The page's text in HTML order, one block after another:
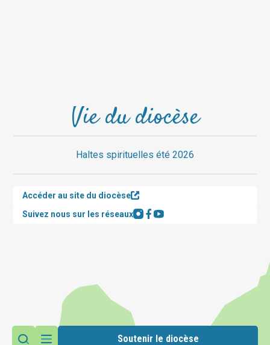
Soutenir le diocèse
Vie du diocèse
Haltes spirituelles été 2026
Accéder au site du diocèse
Suivez nous sur les réseaux